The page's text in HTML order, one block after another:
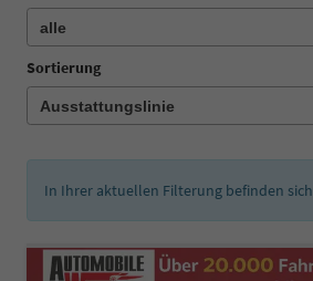
Sortierung
In Ihrer aktuellen Filterung befinden sich